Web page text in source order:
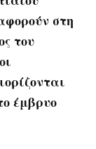
στη
του
έμβρυο